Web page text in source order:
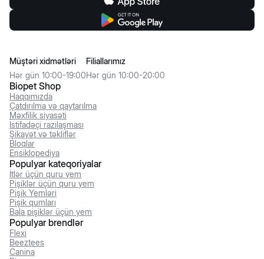
Biopet Shop
Haqqımızda
Çatdırılma və qaytarılma
Məxfilik siyasəti
İstifadəçi razılaşması
Şikayət və təkliflər
Bloqlar
Ensiklopediya
Müştəri xidmətləri
Hər gün 10:00-19:00
Filiallarımız
Hər gün 10:00-20:00
Populyar kateqoriyalar
İtlər üçün quru yem
Pişiklər üçün quru yem
Pişik Yemləri
Pişik qumları
Bala pişiklər üçün yem
Populyar brendlər
Flexi
Beeztees
Canina